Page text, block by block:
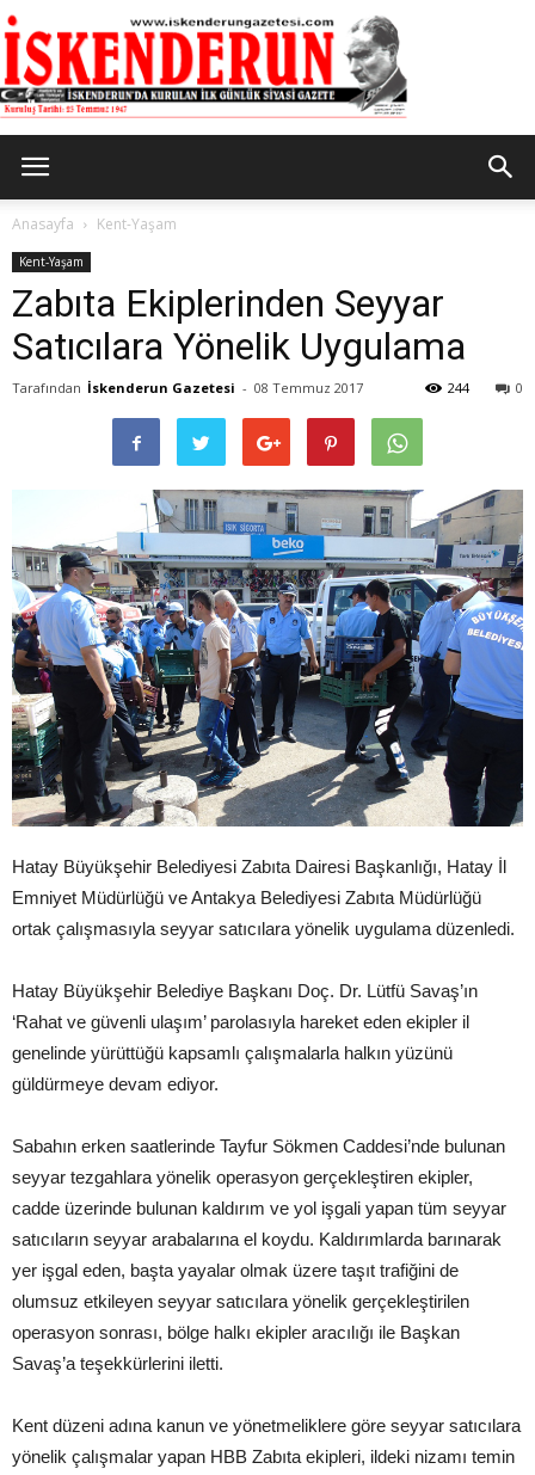
Gazetesi
Anasayfa Kent-Yaşam
Kent-Yaşam
Zabıta Ekiplerinden Seyyar
Satıcılara Yönelik Uygulama
Tarafından İskenderun Gazetesi - 08 Temmuz 2017 0
244
Hatay Büyükşehir Belediyesi Zabıta Dairesi Başkanlığı, Hatay İl
Emniyet Müdürlüğü ve Antakya Belediyesi Zabıta Müdürlüğü
ortak çalışmasıyla seyyar satıcılara yönelik uygulama düzenledi.
Hatay Büyükşehir Belediye Başkanı Doç. Dr. Lütfü Savaş’ın
‘Rahat ve güvenli ulaşım’ parolasıyla hareket eden ekipler il
genelinde yürüttüğü kapsamlı çalışmalarla halkın yüzünü
güldürmeye devam ediyor.
Sabahın erken saatlerinde Tayfur Sökmen Caddesi’nde bulunan
seyyar tezgahlara yönelik operasyon gerçekleştiren ekipler,
cadde üzerinde bulunan kaldırım ve yol işgali yapan tüm seyyar
satıcıların seyyar arabalarına el koydu. Kaldırımlarda barınarak
yer işgal eden, başta yayalar olmak üzere taşıt trafiğini de
olumsuz etkileyen seyyar satıcılara yönelik gerçekleştirilen
operasyon sonrası, bölge halkı ekipler aracılığı ile Başkan
Savaş’a teşekkürlerini iletti.
Kent düzeni adına kanun ve yönetmeliklere göre seyyar satıcılara
yönelik çalışmalar yapan HBB Zabıta ekipleri, ildeki nizamı temin